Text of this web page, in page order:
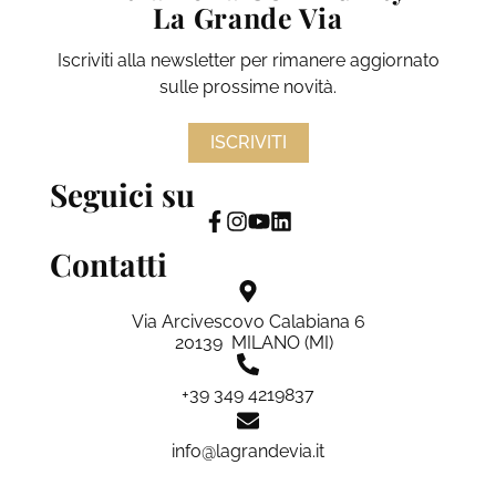
Contatti
Via Arcivescovo Calabiana 6
20139 MILANO (MI)
+39 349 4219837
info@lagrandevia.it
Seguici su
La Grande Via
Iscriviti alla newsletter per rimanere aggiornato
sulle prossime novità.
ISCRIVITI